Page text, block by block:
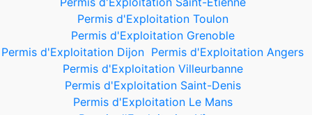
Permis d'Exploitation Toulon
Permis d'Exploitation Grenoble
Permis d'Exploitation Dijon Permis d'Exploitation Angers
Permis d'Exploitation Villeurbanne
Permis d'Exploitation Saint-Denis
Permis d'Exploitation Le Mans